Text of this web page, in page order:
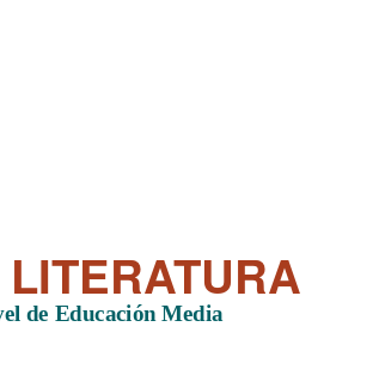
de Educación Media